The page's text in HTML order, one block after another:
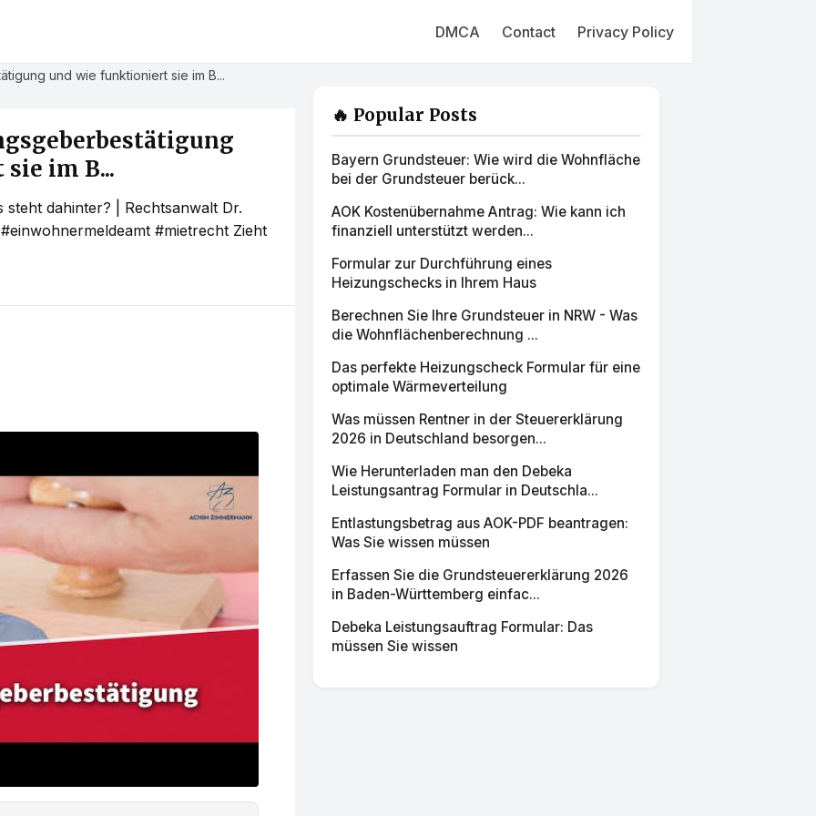
DMCA Contact Privacy Policy
und wie funktioniert sie im B...
im B...
dahinter? | Rechtsanwalt Dr.
#mietrecht Zieht
🔥 Popular Posts
Bayern Grundsteuer: Wie wird die Wohnfläche
bei der Grundsteuer berück...
AOK Kostenübernahme Antrag: Wie kann ich
finanziell unterstützt werden...
Formular zur Durchführung eines
Heizungschecks in Ihrem Haus
Berechnen Sie Ihre Grundsteuer in NRW - Was
die Wohnflächenberechnung ...
Das perfekte Heizungscheck Formular für eine
optimale Wärmeverteilung
Was müssen Rentner in der Steuererklärung
2026 in Deutschland besorgen...
Wie Herunterladen man den Debeka
Leistungsantrag Formular in Deutschla...
Entlastungsbetrag aus AOK-PDF beantragen:
Was Sie wissen müssen
Erfassen Sie die Grundsteuererklärung 2026
in Baden-Württemberg einfac...
Debeka Leistungsauftrag Formular: Das
müssen Sie wissen